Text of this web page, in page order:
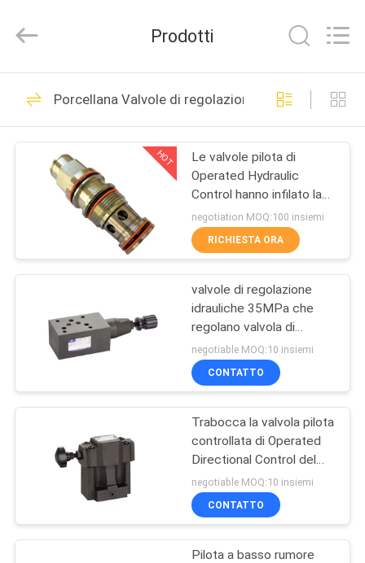
CASA
PRODOTTI
CIRCA
GIRO
FABBRICA
DI
QUALITÀ
CONTATTICI
RICHIEDA
fornitore.
Copyright
-
mechanical-
spares.com.
Rights
Pezzi di ricambio
meccanici
Assi meccaniche del
centro
Componenti del
motore diesel
Prodotti
Porcellana Valvole di regolazione idrauliche
HOT
Le valvole pilota di
Operated Hydraulic
Control hanno infilato la
valvola di equilibratura
idraulica della cartuccia
negotiation MOQ:100 insiemi
RICHIESTA ORA
valvole di regolazione
idrauliche 35MPa che
regolano valvola di
riduzione della pressione
45L/Min
negotiable MOQ:10 insiemi
CONTATTO
Trabocca la valvola pilota
controllata di Operated
Directional Control del
solenoide idraulico delle
valvole di regolazione
negotiable MOQ:10 insiemi
CONTATTO
Pilota a basso rumore